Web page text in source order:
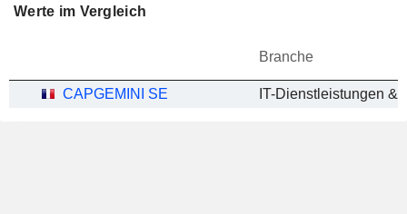
Werte im Vergleich
Branche
CAPGEMINI SE